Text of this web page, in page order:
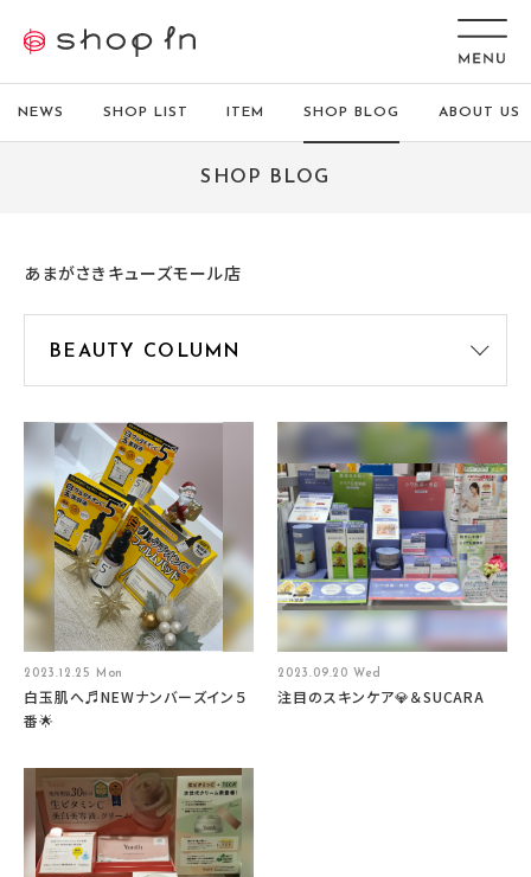
NEWS SHOP LIST ITEM SHOP BLOG ABOUT US
SHOP BLOG
あまがさきキューズモール店
2023.12.25 Mon
白玉肌へ♬NEWナンバーズイン５
番🌟
2023.09.20 Wed
注目のスキンケア💎＆SUCARA